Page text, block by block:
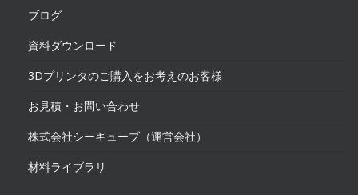
ブログ
資料ダウンロード
3Dプリンタのご購入をお考えのお客様
お見積・お問い合わせ
株式会社シーキューブ（運営会社）
材料ライブラリ